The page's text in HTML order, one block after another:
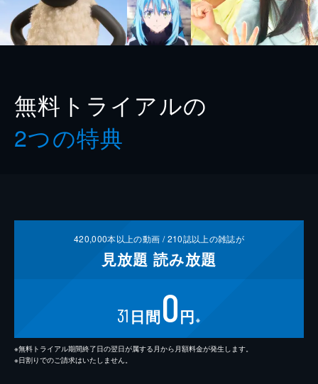
無料トライアルの
2つの特典
420,000本以上の動画 /210誌以上の雑誌が
見放題 読み放題
31 日間0円 ※
※無料トライアル期間終了日の翌日が属する月から月額料金が発生します。
※日割りでのご請求はいたしません。